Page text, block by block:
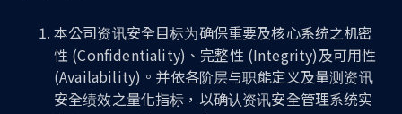
本公司资讯安全目标为确保重要及核心系统之机密
性 (Confidentiality)、完整性 (Integrity)及可用性
(Availability)。并依各阶层与职能定义及量测资讯
安全绩效之量化指标，以确认资讯安全管理系统实